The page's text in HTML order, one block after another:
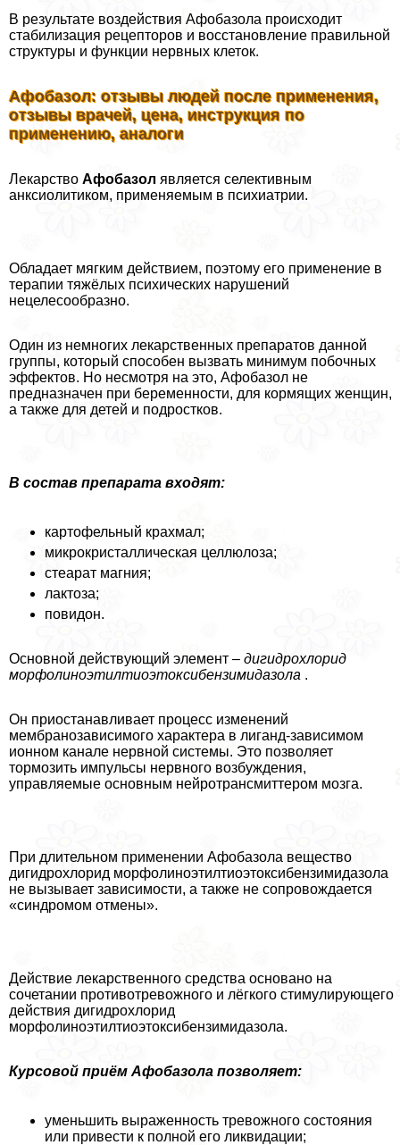
В результате воздействия Афобазола происходит
стабилизация рецепторов и восстановление правильной
структуры и функции нервных клеток.
Афобазол: отзывы людей после применения,
отзывы врачей, цена, инструкция по
применению, аналоги
Лекарство Афобазол является селективным
анксиолитиком, применяемым в психиатрии.
Обладает мягким действием, поэтому его применение в
терапии тяжёлых психических нарушений
нецелесообразно.
Один из немногих лекарственных препаратов данной
группы, который способен вызвать минимум побочных
эффектов. Но несмотря на это, Афобазол не
предназначен при беременности, для кормящих женщин,
а также для детей и подростков.
В состав препарата входят:
картофельный крахмал;
микрокристаллическая целлюлоза;
стеарат магния;
лактоза;
повидон.
Основной действующий элемент – дигидрохлорид
морфолиноэтилтиоэтоксибензимидазола .
Он приостанавливает процесс изменений
мембранозависимого хаpaктера в лиганд-зависимом
ионном канале нервной системы. Это позволяет
тормозить импульсы нервного возбуждения,
управляемые основным нейротрaнcмиттером мозга.
При длительном применении Афобазола вещество
дигидрохлорид морфолиноэтилтиоэтоксибензимидазола
не вызывает зависимости, а также не сопровождается
«синдромом отмены».
Действие лекарственного средства основано на
сочетании противотревожного и лёгкого стимулирующего
действия дигидрохлорид
морфолиноэтилтиоэтоксибензимидазола.
Курсовой приём Афобазола позволяет:
уменьшить выраженность тревожного состояния
или привести к полной его ликвидации;